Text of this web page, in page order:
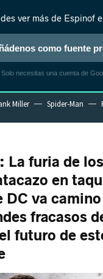
REALITY ANIME
Miller Spider-Man
La furia de
en
DC va
fracasos
futuro de
ver más de Espinof
como fuente
Solo necesitas una cuenta de